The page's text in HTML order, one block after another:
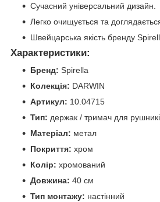
Сучасний універсальний дизайн.
Легко очищується та
Швейцарська якість бренду
Характеристики:
Бренд: Spirella
Колекція: DARWIN
Артикул: 10.04715
Тип: держак / тримач для
Матеріал: метал
Покриття: хром
Колір: хромований
Довжина: 40 см
Тип монтажу: настінний